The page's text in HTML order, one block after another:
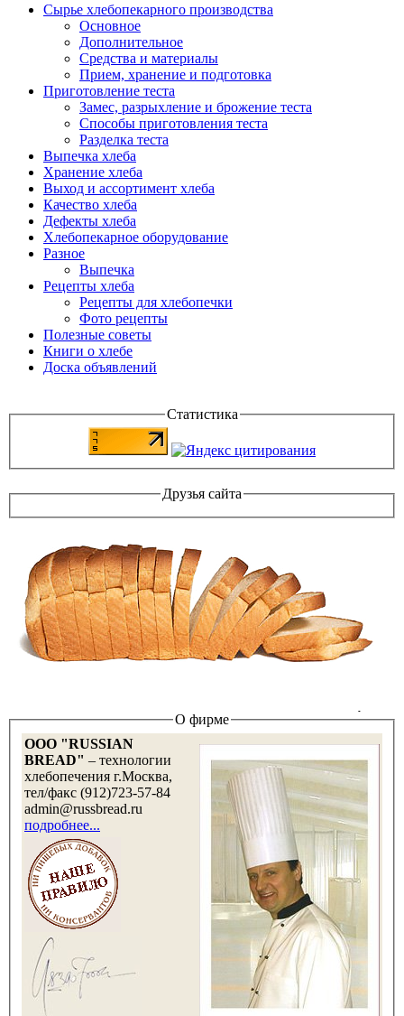
Сырье хлебопекарного производства
Основное
Дополнительное
Средства и материалы
Прием, хранение и подготовка
Приготовление теста
Замес, разрыхление и брожение теста
Способы приготовления теста
Разделка теста
Выпечка хлеба
Хранение хлеба
Выход и ассортимент хлеба
Качество хлеба
Дефекты хлеба
Хлебопекарное оборудование
Разное
Выпечка
Рецепты хлеба
Рецепты для хлебопечки
Фото рецепты
Полезные советы
Книги о хлебе
Доска объявлений
Статистика
Друзья сайта
О фирме
OOO "RUSSIAN
BREAD" – технологии
хлебопечения г.Москва,
тел/факс (912)723-57-84
admin@russbread.ru
подробнее...